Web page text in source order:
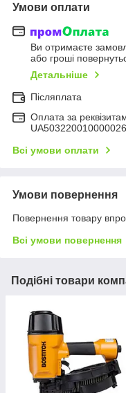
Умови оплати
Ви отримаєте
або гроші
Детальніше
Післяплата
Оплата за
Всі умови оплати
Умови повернення
Повернення товару
Всі умови повернення
Подібні товари